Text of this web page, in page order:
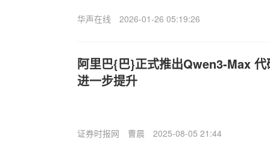
华声在线 2026-01-26 05:19:26
阿里巴{巴}正式推出Qwen3-Max
进一步提升
证券时报网 曹晨 2025-08-05 21:44